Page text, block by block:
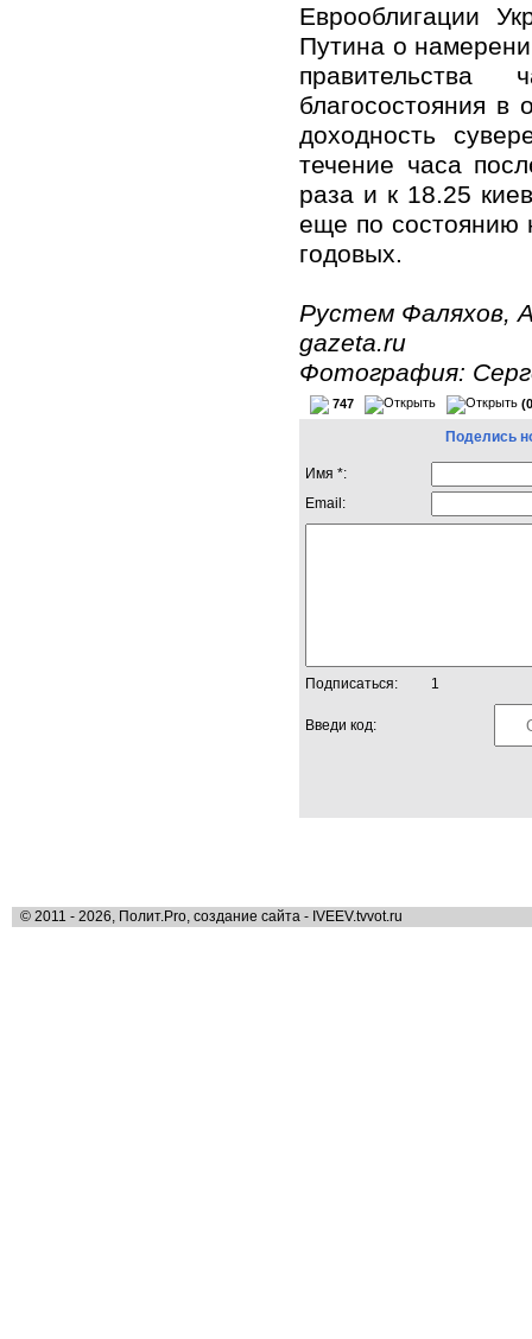
Еврооблигации
Путина о
благосостояния
доходность
течение часа
раза и к 18.25
еще по состоянию
годовых.
Рустем Фаляхов,
gazeta.ru
Фотография:
747
Поделись
Имя *:
Email:
Подписаться: 1
Введи код:
© 2011 - 2026, Полит.Pro, создание сайта - IVEEV.tvvot.ru